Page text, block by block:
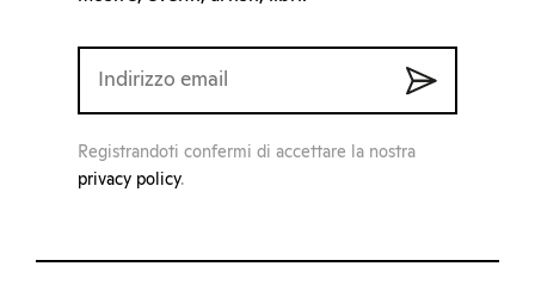
Registrandoti confermi di accettare la nostra
privacy policy.